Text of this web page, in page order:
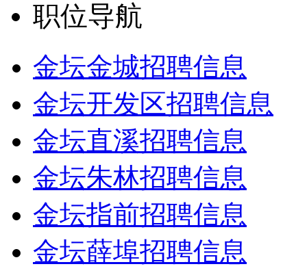
职位导航
金坛金城招聘信息
金坛开发区招聘信息
金坛直溪招聘信息
金坛朱林招聘信息
金坛指前招聘信息
金坛薛埠招聘信息